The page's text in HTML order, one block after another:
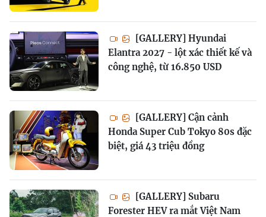
[GALLERY] Hyundai
Elantra 2027 - lột xác thiết kế và
công nghệ, từ 16.850 USD
[GALLERY] Cận cảnh
Honda Super Cub Tokyo 80s đặc
biệt, giá 43 triệu đồng
[GALLERY] Subaru
Forester HEV ra mắt Việt Nam